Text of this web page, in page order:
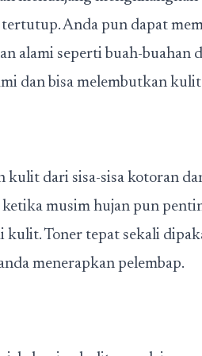
Anda pun dapat
alami seperti buah-buahan
dan bisa melembutkan
kulit dari sisa-sisa kotoran
musim hujan pun
Toner tepat sekali
menerapkan pelembap.